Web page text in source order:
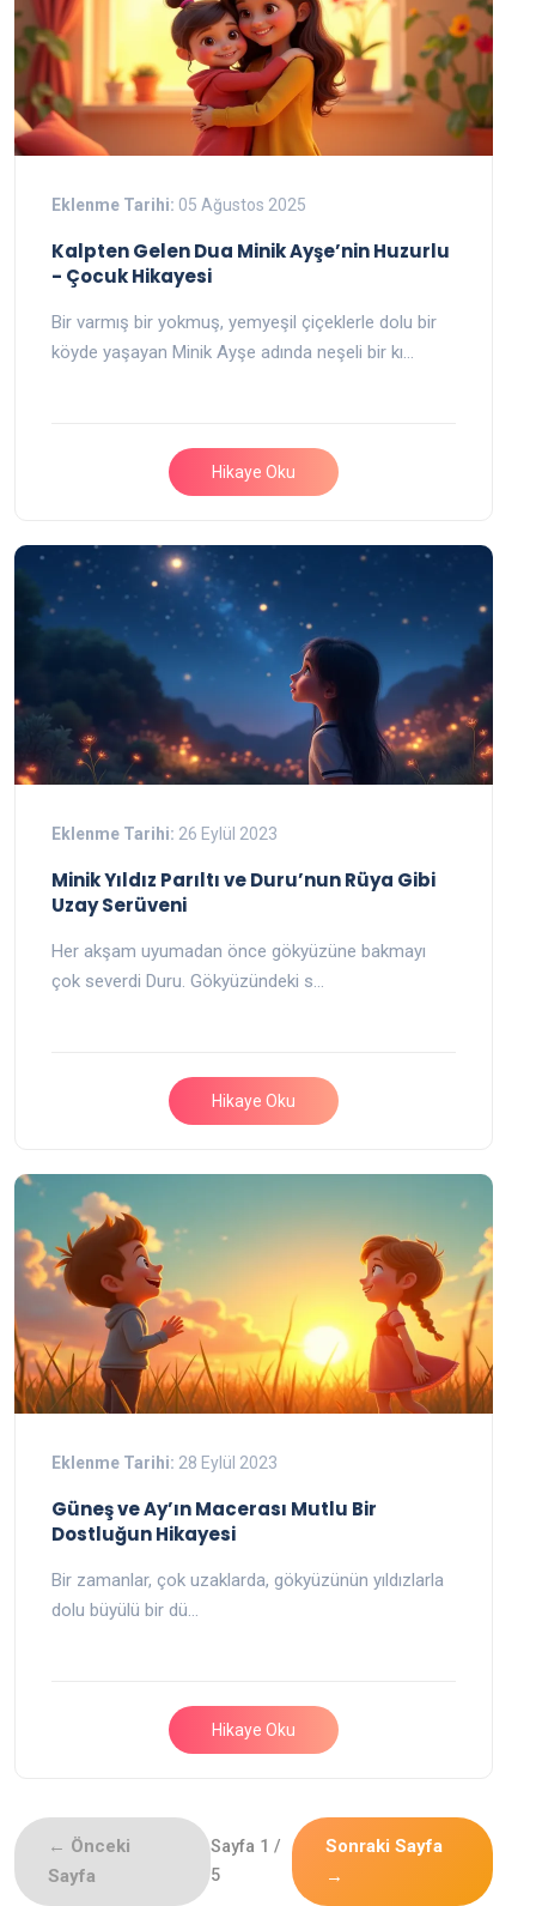
Eklenme Tarihi: 05 Ağustos 2025
Kalpten Gelen Dua Minik Ayşe’nin Huzurlu
- Çocuk Hikayesi
Bir varmış bir yokmuş, yemyeşil çiçeklerle dolu bir
köyde yaşayan Minik Ayşe adında neşeli bir kı…
Hikaye Oku
Eklenme Tarihi: 26 Eylül 2023
Minik Yıldız Parıltı ve Duru’nun Rüya Gibi
Uzay Serüveni
Her akşam uyumadan önce gökyüzüne bakmayı
çok severdi Duru. Gökyüzündeki s…
Hikaye Oku
Eklenme Tarihi: 28 Eylül 2023
Güneş ve Ay’ın Macerası Mutlu Bir
Dostluğun Hikayesi
Bir zamanlar, çok uzaklarda, gökyüzünün yıldızlarla
dolu büyülü bir dü…
Hikaye Oku
← Önceki
Sayfa
Sayfa 1 /
5
Sonraki Sayfa
→